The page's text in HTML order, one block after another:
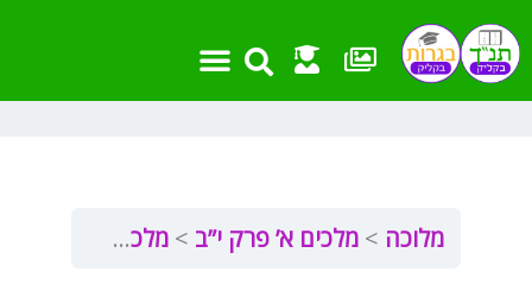
לתוכן
מלוכה מלכים א’ פרק י”ב מלכים א פרק י”ב